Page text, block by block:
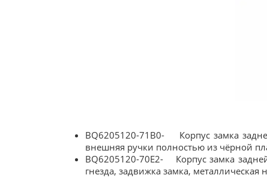
​BQ6205120-71B0- Корпус замка
внешняя ручки полностью из чёрной
BQ6205120-70E2- Корпус замка
гнезда, задвижка замка,